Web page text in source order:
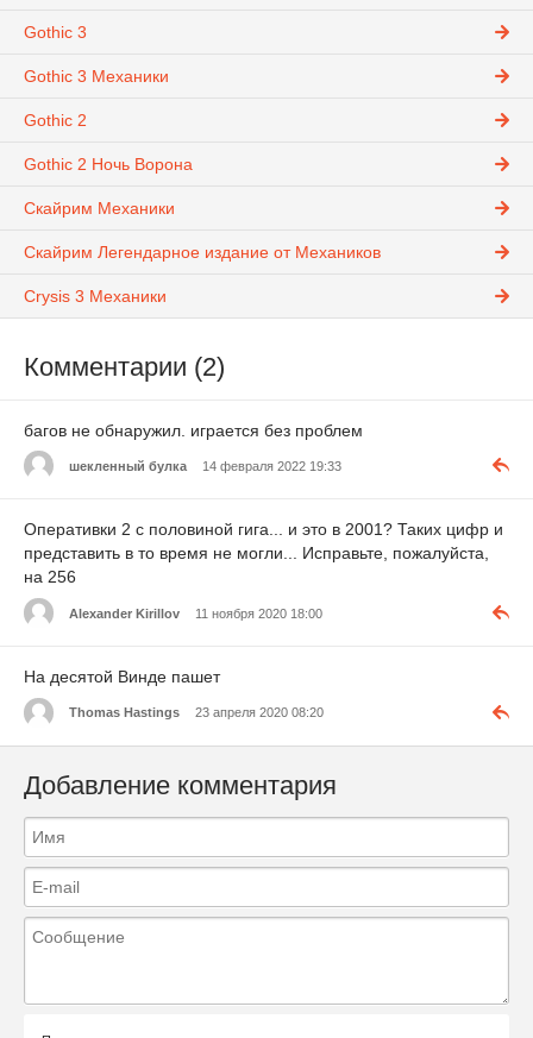
Gothic 3
Gothic 3 Механики
Gothic 2
Gothic 2 Ночь Ворона
Скайрим Механики
Скайрим Легендарное издание от Механиков
Crysis 3 Механики
Комментарии (2)
багов не обнаружил. играется без проблем
шекленный булка 14 февраля 2022 19:33
Оперативки 2 с половиной гига... и это в 2001? Таких цифр и
представить в то время не могли... Исправьте, пожалуйста,
на 256
Alexander Kirillov 11 ноября 2020 18:00
На десятой Винде пашет
Thomas Hastings 23 апреля 2020 08:20
Добавление комментария